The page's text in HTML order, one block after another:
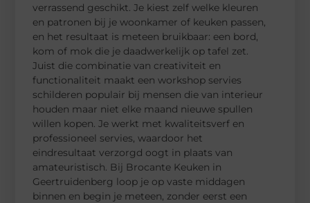
verrassend geschikt. Je kiest zelf welke kleuren
en patronen bij je woonkamer of keuken passen,
en het resultaat is meteen bruikbaar: een bord,
kom of mok die je daadwerkelijk op tafel zet.
Juist die combinatie van creativiteit en
functionaliteit maakt een workshop servies
schilderen populair bij mensen die van interieur
houden maar niet elke maand nieuwe spullen
willen kopen. Je werkt met kwaliteitsverf en
professioneel servies, waardoor het
eindresultaat verzorgd oogt in plaats van
amateuristisch. Bij Brocante Keuken in
Geertruidenberg loop je op vaste middagen
binnen en begin je meteen, zonder eerst een